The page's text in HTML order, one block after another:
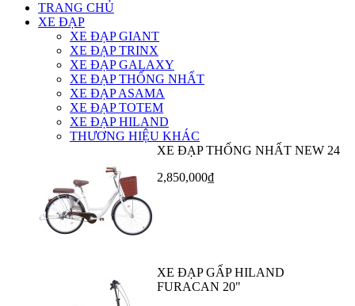
TRANG CHỦ
XE ĐẠP
XE ĐẠP GIANT
XE ĐẠP TRINX
XE ĐẠP GALAXY
XE ĐẠP THỐNG NHẤT
XE ĐẠP ASAMA
XE ĐẠP TOTEM
XE ĐẠP HILAND
THƯƠNG HIỆU KHÁC
XE ĐẠP THỐNG NHẤT NEW 24
2,850,000₫
XE ĐẠP GẤP HILAND
FURACAN 20"